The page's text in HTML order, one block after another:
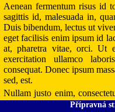
Aenean fermentum risus id
sagittis id, malesuada in,
Duis bibendum, lectus ut
eget facilisis enim ipsum id
at, pharetra vitae, orci. Ut
exercitation ullamco
consequat. Donec ipsum
sed, est.
Nullam justo enim,
elit. Sed vel lectus. Donec
Přípravná